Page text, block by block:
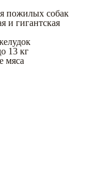
пожилых собак
и гигантская
13 кг
мяса